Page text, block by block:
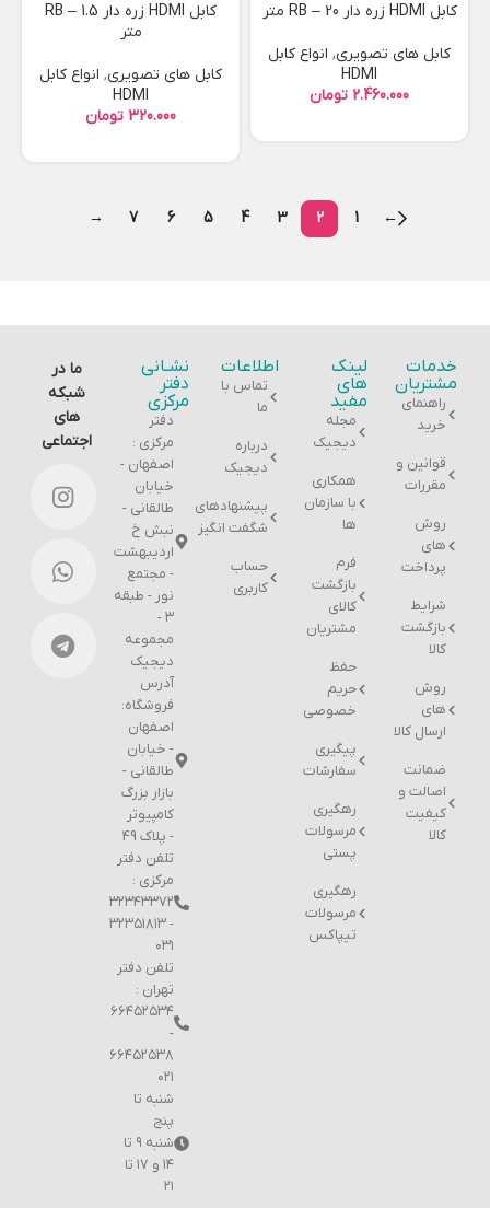
کابل HDMI زره دار RB – 20 متر
کابل های تصویری, انواع کابل
HDMI
تومان
کابل HDMI زره دار RB – 1.5
متر
کابل های تصویری, انواع کابل
HDMI
تومان
←
1
2
3
4
5
6
7
→
خدمات
مشتریان
راهنمای
خرید
قوانین و
مقررات
روش
های
پرداخت
شرایط
بازگشت
کالا
روش
های
ارسال کالا
ضمانت
اصالت و
کیفیت
کالا
لینک
های
مفید
مجله
دیجیک
همکاری
با سازمان
ها
فرم
بازگشت
کالای
مشتریان
حفظ
حریم
خصوصی
پیگیری
سفارشات
رهگیری
مرسولات
پستی
رهگیری
مرسولات
تیپاکس
اطلاعات
تماس با
ما
درباره
دیجیک
پیشنهادهای
شگفت انگیز
حساب
کاربری
نشـانی
دفتر
مرکزی
دفتر
مرکزی :
اصفهان -
خیابان
طالقانی -
نبش خ
اردیبهشت
- مجتمع
نور - طبقه
۳ -
مجموعه
دیجیک
آدرس
فروشگاه:
اصفهان
- خیابان
طالقانی -
بازار بزرگ
کامپیوتر
- پلاک 49
تلفن دفتر
مرکزی :
۳۲۳۴۳۳۷۲
- ۳۲۳۵۱۸۱۳
۰۳۱
تلفن دفتر
تهران :
۶۶۴۵۲۵۳۴
-
۶۶۴۵۲۵۳۸
۰۲۱
شنبه تا
پنج
شنبه ۹ تا
۱۴ و ۱۷ تا
۲۱
ما در
شبکه
های
اجتماعی